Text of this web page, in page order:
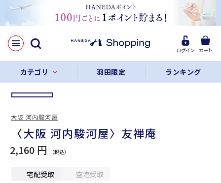
ログイン カート
カテゴリ 羽田限定 ランキング
LINE
Facebook
リンクをコピー
〈大阪 河内駿河屋〉友禅庵
2,160 円
宅配受取 空港受取
大阪 河内駿河屋